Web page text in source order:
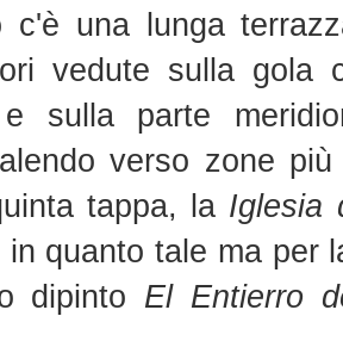
c'è una lunga
vedute sulla gola
e sulla parte
verso zone
tappa, la Iglesia
in quanto tale ma per
dipinto El Entierro